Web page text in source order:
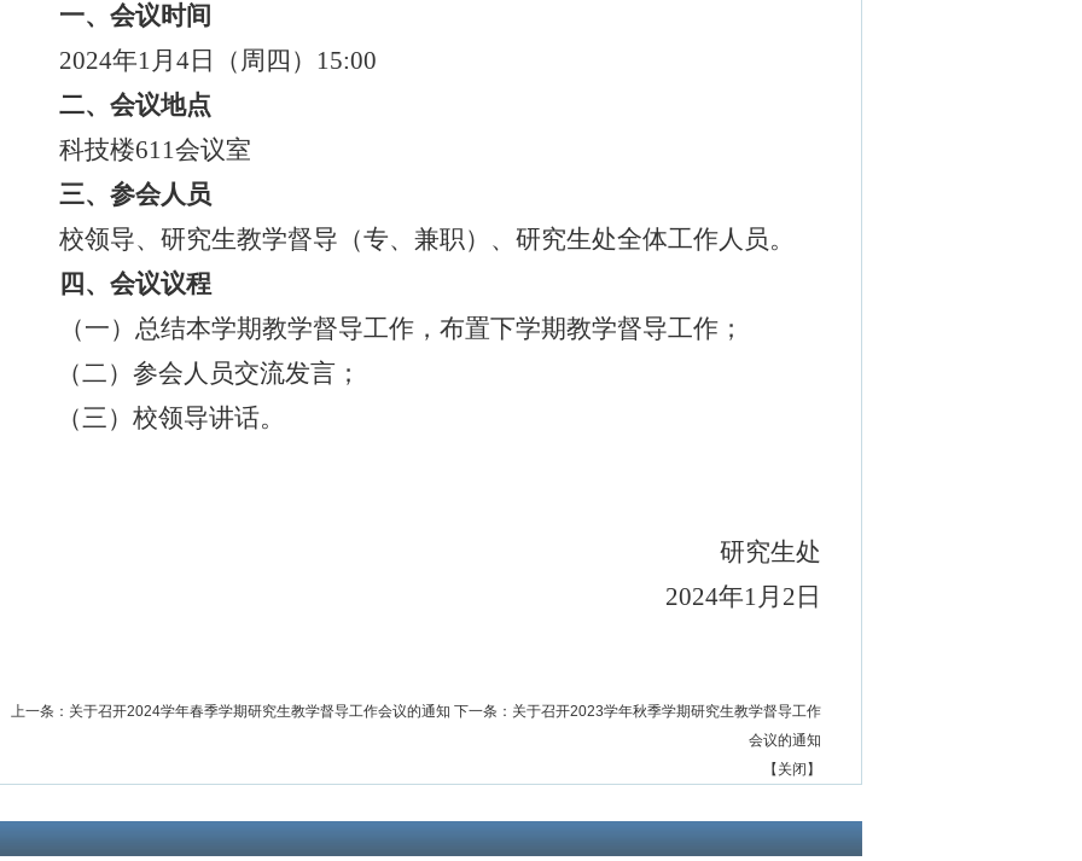
一、会议时间
2024年1月 4日（周 四 ） 15:00
二、会议地点
科技楼611会议室
三、参会人员
校领导、研究生教学督导（专、兼职） 、 研究生处全体工作人员。
四、会议议程
（一） 总结本学期教学督导工作，布置下学期教学督导工作；
（二） 参会人员交流发言 ；
（三）校领导讲话。
研究生处
2024年1月 2 日
上一条： 关于召开2024学年春季学期研究生教学督导工作会议的通知 下一条： 关于召开2023学年秋季学期研究生教学督导工作
会议的通知
【 关闭 】